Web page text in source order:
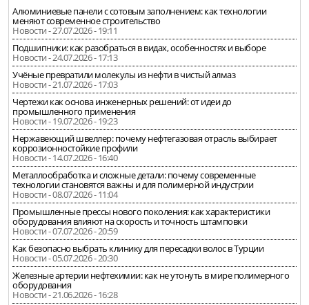
Алюминиевые панели с сотовым заполнением: как технологии
меняют современное строительство
Новости - 27.07.2026 - 19:11
Подшипники: как разобраться в видах, особенностях и выборе
Новости - 24.07.2026 - 17:13
Учёные превратили молекулы из нефти в чистый алмаз
Новости - 21.07.2026 - 17:03
Чертежи как основа инженерных решений: от идеи до
промышленного применения
Новости - 19.07.2026 - 19:23
Нержавеющий швеллер: почему нефтегазовая отрасль выбирает
коррозионностойкие профили
Новости - 14.07.2026 - 16:40
Металлообработка и сложные детали: почему современные
технологии становятся важны и для полимерной индустрии
Новости - 08.07.2026 - 11:04
Промышленные прессы нового поколения: как характеристики
оборудования влияют на скорость и точность штамповки
Новости - 07.07.2026 - 20:59
Как безопасно выбрать клинику для пересадки волос в Турции
Новости - 05.07.2026 - 20:30
Железные артерии нефтехимии: как не утонуть в мире полимерного
оборудования
Новости - 21.06.2026 - 16:28